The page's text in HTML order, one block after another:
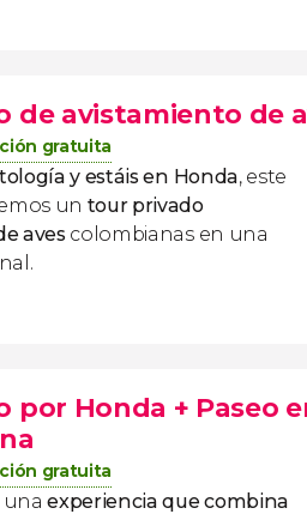
de avistamiento de
gratuita
y estáis en Honda, este
un tour privado
aves colombianas en una
por Honda + Paseo
gratuita
unaexperiencia que combina